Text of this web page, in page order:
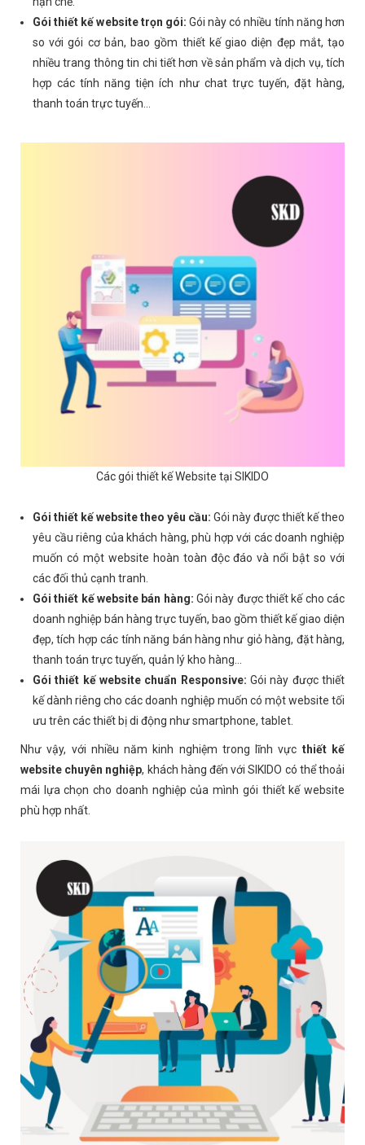
Gói thiết kế website trọn gói: Gói này có nhiều tính năng hơn
so với gói cơ bản, bao gồm thiết kế giao diện đẹp mắt, tạo
nhiều trang thông tin chi tiết hơn về sản phẩm và dịch vụ, tích
hợp các tính năng tiện ích như chat trực tuyến, đặt hàng,
thanh toán trực tuyến...
Các gói thiết kế Website tại SIKIDO
Gói thiết kế website theo yêu cầu: Gói này được thiết kế theo
yêu cầu riêng của khách hàng, phù hợp với các doanh nghiệp
muốn có một website hoàn toàn độc đáo và nổi bật so với
các đối thủ cạnh tranh.
Gói thiết kế website bán hàng: Gói này được thiết kế cho các
doanh nghiệp bán hàng trực tuyến, bao gồm thiết kế giao diện
đẹp, tích hợp các tính năng bán hàng như giỏ hàng, đặt hàng,
thanh toán trực tuyến, quản lý kho hàng...
Gói thiết kế website chuẩn Responsive: Gói này được thiết
kế dành riêng cho các doanh nghiệp muốn có một website tối
ưu trên các thiết bị di động như smartphone, tablet.
Như vậy, với nhiều năm kinh nghiệm trong lĩnh vực thiết kế
website chuyên nghiệp, khách hàng đến với SIKIDO có thể thoải
mái lựa chọn cho doanh nghiệp của mình gói thiết kế website
phù hợp nhất.